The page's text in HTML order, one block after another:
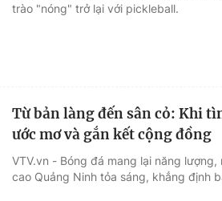
trào "nóng" trở lại với pickleball.
Từ bản làng đến sân cỏ: Khi
ước mơ và gắn kết cộng đồng
VTV.vn - Bóng đá mang lại năng
cao Quảng Ninh tỏa sáng, khẳng định